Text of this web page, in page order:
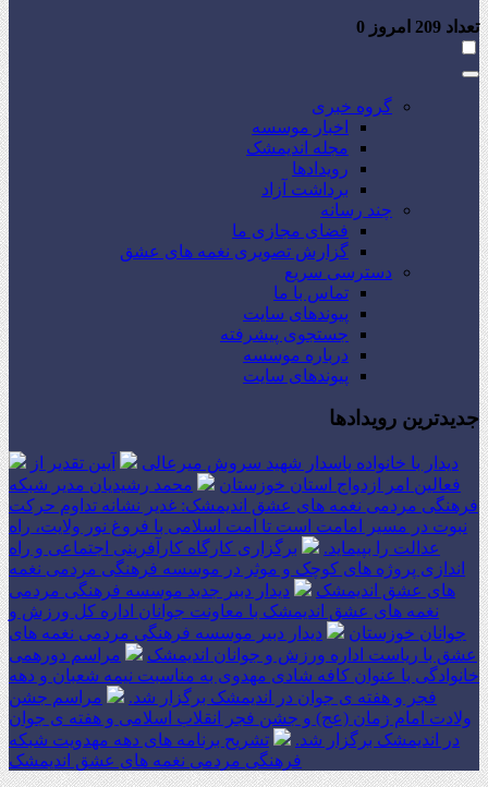
تعداد امروز 0
گروه خبری
اخبار موسسه
مجله اندیمشک
رویدادها
برداشت آزاد
چند رسانه
فضای مجازی ما
گزارش تصویری نغمه های عشق
دسترسی سریع
تماس با ما
پیوندهای سایت
جستجوی پیشرفته
درباره موسسه
پیوندهای سایت
جدیدترین رویدادها
دیدار با خانواده پاسدار شهید سروش میرعالی
آیین تقدیر از
فعالین امر ازدواج استان خوزستان
محمد رشیدیان مدیر شبکه
فرهنگی مردمی نغمه های عشق اندیمشک: غدیر نشانه تداوم حرکت
نبوت در مسیر امامت است تا امت اسلامی با فروغ نور ولایت، راه
عدالت را بپیماید.
برگزاری کارگاه کارآفرینی اجتماعی و راه
اندازی پروژه های کوچک و موثر در موسسه فرهنگی مردمی نغمه
های عشق اندیمشک
دیدار دبیر جدید موسسه فرهنگی مردمی
نغمه های عشق اندیمشک با معاونت جوانان اداره کل ورزش و
جوانان خوزستان
دیدار دبیر موسسه فرهنگی مردمی نغمه های
عشق با ریاست اداره ورزش و جوانان اندیمشک
مراسم دورهمی
خانوادگی با عنوان کافه شادی مهدوی به مناسبت نیمه شعبان و دهه
فجر و هفته ی جوان در اندیمشک برگزار شد.
مراسم جشن
ولادت امام زمان (عج) و جشن فجر انقلاب اسلامی و هفته ی جوان
در اندیمشک برگزار شد.
تشریح برنامه های دهه مهدویت شبکه
فرهنگی مردمی نغمه های عشق اندیمشک